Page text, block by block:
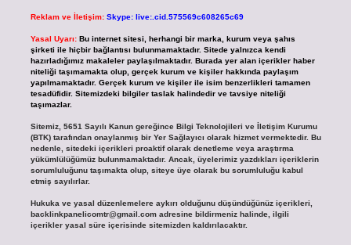
Reklam ve İletişim: Skype: live:.cid.575569c608265c69
Yasal Uyarı: Bu internet sitesi, herhangi bir marka, kurum veya şahıs
şirketi ile hiçbir bağlantısı bulunmamaktadır. Sitede yalnızca kendi
hazırladığımız makaleler paylaşılmaktadır. Burada yer alan içerikler haber
niteliği taşımamakta olup, gerçek kurum ve kişiler hakkında paylaşım
yapılmamaktadır. Gerçek kurum ve kişiler ile isim benzerlikleri tamamen
tesadüfidir. Sitemizdeki bilgiler taslak halindedir ve tavsiye niteliği
taşımazlar.
Sitemiz, 5651 Sayılı Kanun gereğince Bilgi Teknolojileri ve İletişim Kurumu
(BTK) tarafından onaylanmış bir Yer Sağlayıcı olarak hizmet vermektedir. Bu
nedenle, sitedeki içerikleri proaktif olarak denetleme veya araştırma
yükümlülüğümüz bulunmamaktadır. Ancak, üyelerimiz yazdıkları içeriklerin
sorumluluğunu taşımakta olup, siteye üye olarak bu sorumluluğu kabul
etmiş sayılırlar.
Hukuka ve yasal düzenlemelere aykırı olduğunu düşündüğünüz içerikleri,
backlinkpanelicomtr@gmail.comadresine bildirmeniz halinde, ilgili
içerikler yasal süre içerisinde sitemizden kaldırılacaktır.